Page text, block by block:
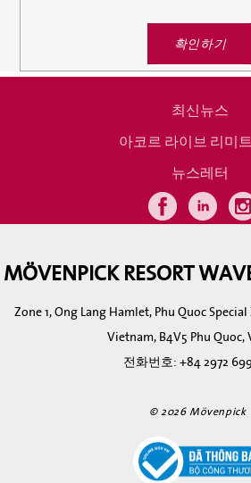
확인하기
최신뉴스
아코르 라이브 리미
뉴스레터
MÖVENPICK RESORT
Zone 1, Ong Lang Hamlet, Phu Quoc
Vietnam, B4V5 Phu Quoc,
전화번호:+84 2972
© 2026 Mövenpick